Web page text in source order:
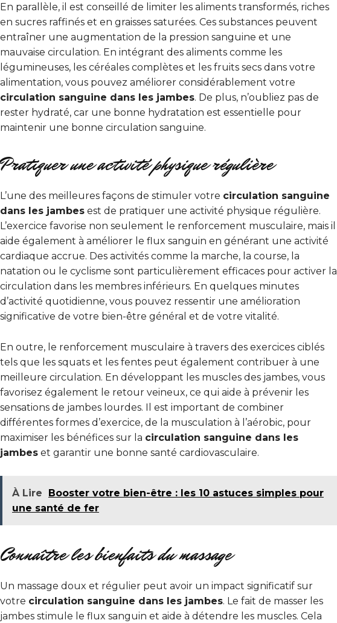
En parallèle, il est conseillé de limiter les aliments transformés, riches
en sucres raffinés et en graisses saturées. Ces substances peuvent
entraîner une augmentation de la pression sanguine et une
mauvaise circulation. En intégrant des aliments comme les
légumineuses, les céréales complètes et les fruits secs dans votre
alimentation, vous pouvez améliorer considérablement votre
circulation sanguine dans les jambes. De plus, n’oubliez pas de
rester hydraté, car une bonne hydratation est essentielle pour
maintenir une bonne circulation sanguine.
Pratiquer une activité physique régulière
L’une des meilleures façons de stimuler votre circulation sanguine
dans les jambes est de pratiquer une activité physique régulière.
L’exercice favorise non seulement le renforcement musculaire, mais il
aide également à améliorer le flux sanguin en générant une activité
cardiaque accrue. Des activités comme la marche, la course, la
natation ou le cyclisme sont particulièrement efficaces pour activer la
circulation dans les membres inférieurs. En quelques minutes
d’activité quotidienne, vous pouvez ressentir une amélioration
significative de votre bien-être général et de votre vitalité.
En outre, le renforcement musculaire à travers des exercices ciblés
tels que les squats et les fentes peut également contribuer à une
meilleure circulation. En développant les muscles des jambes, vous
favorisez également le retour veineux, ce qui aide à prévenir les
sensations de jambes lourdes. Il est important de combiner
différentes formes d’exercice, de la musculation à l’aérobic, pour
maximiser les bénéfices sur la circulation sanguine dans les
jambes et garantir une bonne santé cardiovasculaire.
À Lire
Booster votre bien-être : les 10 astuces simples pour
une santé de fer
Connaître les bienfaits du massage
Un massage doux et régulier peut avoir un impact significatif sur
votre circulation sanguine dans les jambes. Le fait de masser les
jambes stimule le flux sanguin et aide à détendre les muscles. Cela